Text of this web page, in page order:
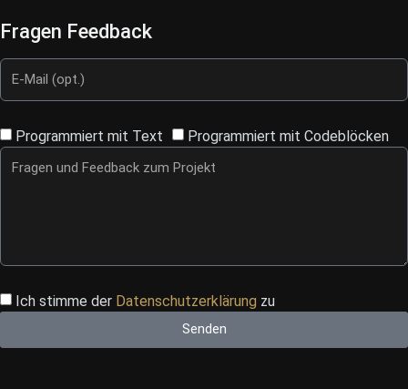
Fragen Feedback
Programmiert mit Text Programmiert mit Codeblöcken
Ich stimme der Datenschutzerklärung zu
Senden